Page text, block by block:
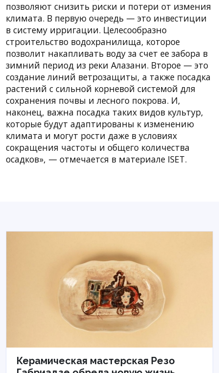
позволяют снизить риски и потери от измения
климата. В первую очередь — это инвестиции
в систему ирригации. Целесообразно
строительство водохранилища, которое
позволит накапливать воду за счет ее забора в
зимний период из реки Алазани. Второе — это
создание линий ветрозащиты, а также посадка
растений с сильной корневой системой для
сохранения почвы и лесного покрова. И,
наконец, важна посадка таких видов культур,
которые будут адаптированы к изменению
климата и могут рости даже в условиях
сокращения частоты и общего количества
осадков», — отмечается в материале ISET.
Керамическая мастерская Резо